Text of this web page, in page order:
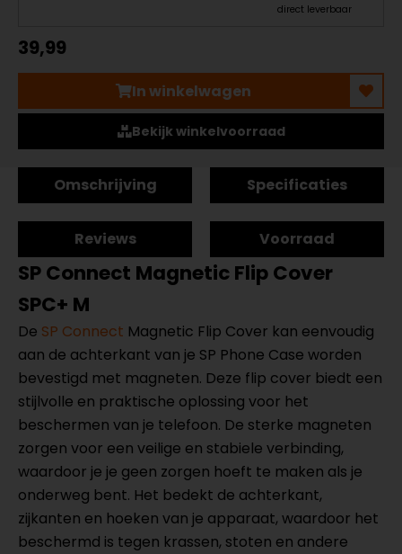
direct leverbaar
39,99
In winkelwagen
Bekijk winkelvoorraad
Omschrijving Specificaties
Reviews Voorraad
SP Connect Magnetic Flip Cover
SPC+ M
De SP Connect Magnetic Flip Cover kan eenvoudig
aan de achterkant van je SP Phone Case worden
bevestigd met magneten. Deze flip cover biedt een
stijlvolle en praktische oplossing voor het
beschermen van je telefoon. De sterke magneten
zorgen voor een veilige en stabiele verbinding,
waardoor je je geen zorgen hoeft te maken als je
onderweg bent. Het bedekt de achterkant,
zijkanten en hoeken van je apparaat, waardoor het
beschermd is tegen krassen, stoten en andere